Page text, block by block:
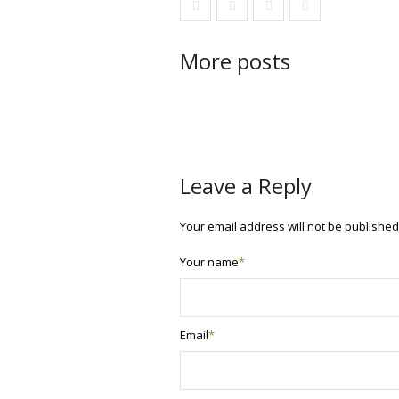
More posts
Leave a Reply
Your email address will not be
Your name*
Email*